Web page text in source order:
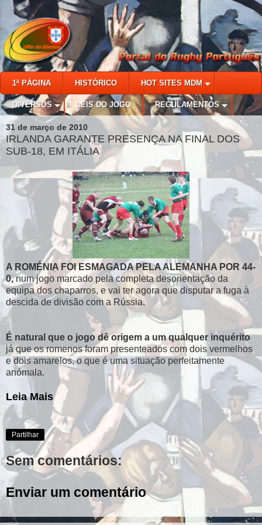
1ª PÁGINA HISTÓRICO HOT SITES MDM
DIVERSOS LEIS DO JOGO REGULAMENTOS
31 de março de 2010
IRLANDA GARANTE PRESENÇA NA FINAL DOS
SUB-18, EM ITÁLIA
A ROMÉNIA FOI ESMAGADA PELA ALEMANHA POR 44-
0,num jogo marcado pela completa desorientação da
equipa dos chaparros, e vai ter agora que disputar a fuga à
descida de divisão com a Rússia.
É natural que o jogo dê origem a um qualquer inquérito
já que os romenos foram presenteados com dois vermelhos
e dois amarelos, o que é uma situação perfeitamente
anómala.
Leia Mais
Partilhar
Sem comentários:
Enviar um comentário